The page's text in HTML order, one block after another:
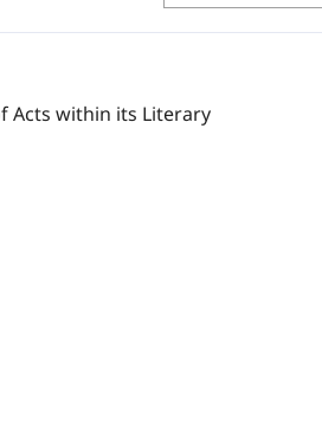
Acts within its Literary